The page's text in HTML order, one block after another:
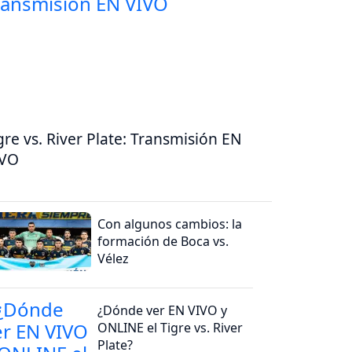
vs. River Plate: Transmisión EN
Con algunos cambios: la
formación de Boca vs.
Vélez
¿Dónde ver EN VIVO y
ONLINE el Tigre vs. River
Plate?